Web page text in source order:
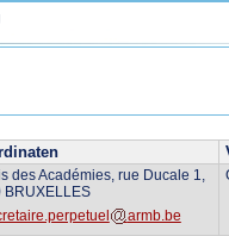
des Académies, rue Ducale 1,
BRUXELLES
armb.be